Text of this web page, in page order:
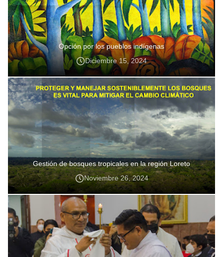
Opción por los pueblos indígenas
Diciembre 15, 2024
Gestión de bosques tropicales en la región Loreto
Noviembre 26, 2024